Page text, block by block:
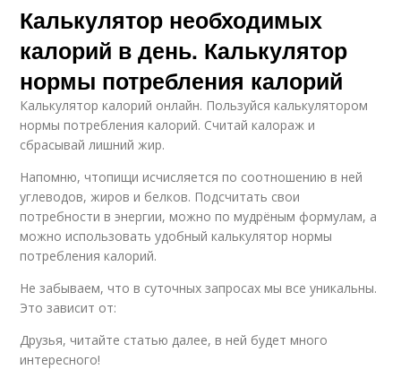
Калькулятор необходимых
калорий в день. Калькулятор
нормы потребления калорий
Калькулятор калорий онлайн. Пользуйся калькулятором
нормы потребления калорий. Считай калораж и
сбрасывай лишний жир.
Напомню, чтопищи исчисляется по соотношению в ней
углеводов, жиров и белков. Подсчитать свои
потребности в энергии, можно по мудрёным формулам, а
можно использовать удобный калькулятор нормы
потребления калорий.
Не забываем, что в суточных запросах мы все уникальны.
Это зависит от:
Друзья, читайте статью далее, в ней будет много
интересного!